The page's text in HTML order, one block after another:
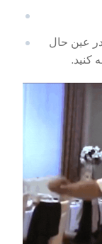
عین حال
کنید.